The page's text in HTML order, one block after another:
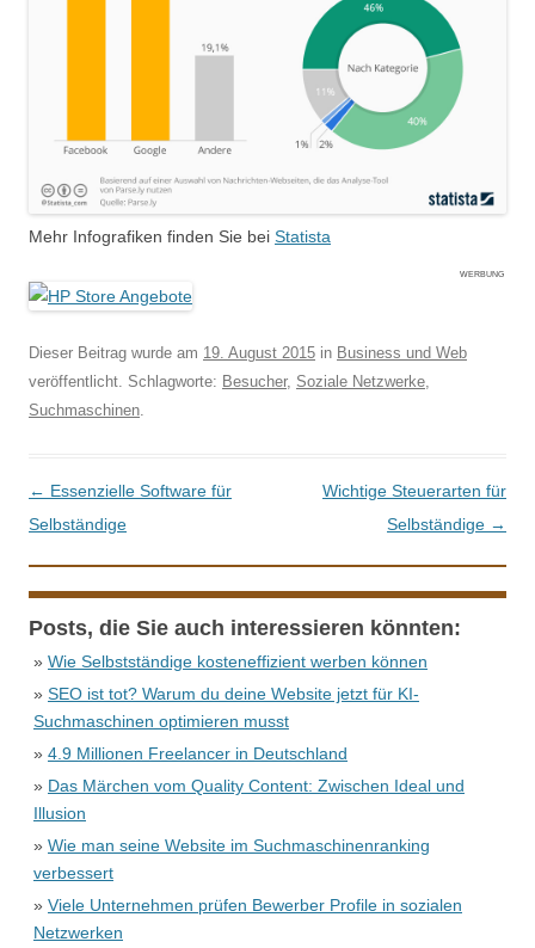
Mehr Infografiken finden Sie bei Statista
WERBUNG
Dieser Beitrag wurde am 19. August 2015 in Business und Web
veröffentlicht. Schlagworte: Besucher, Soziale Netzwerke,
Suchmaschinen.
Beitrags-Navigation
← Essenzielle Software für
Selbständige
Wichtige Steuerarten für
Selbständige →
Posts, die Sie auch interessieren könnten:
» Wie Selbstständige kosteneffizient werben können
» SEO ist tot? Warum du deine Website jetzt für KI-
Suchmaschinen optimieren musst
» 4.9 Millionen Freelancer in Deutschland
» Das Märchen vom Quality Content: Zwischen Ideal und
Illusion
» Wie man seine Website im Suchmaschinenranking
verbessert
» Viele Unternehmen prüfen Bewerber Profile in sozialen
Netzwerken